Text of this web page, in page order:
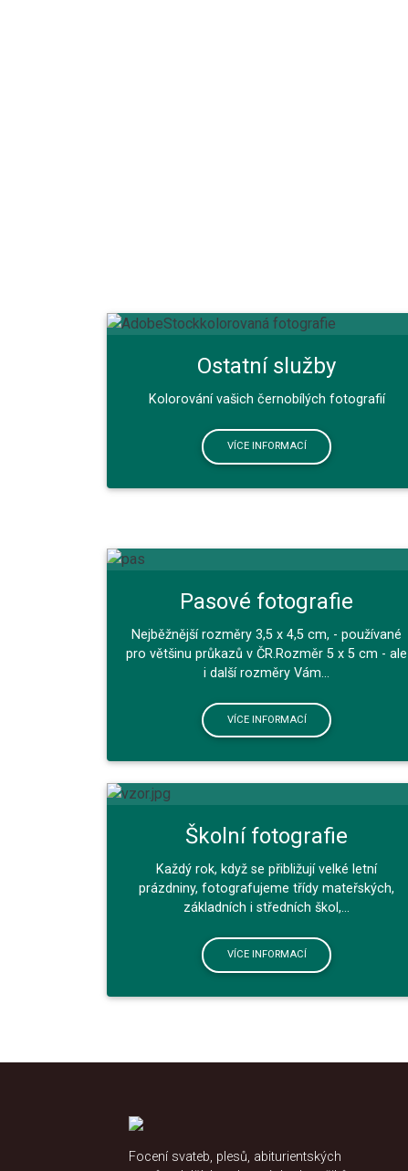
Ostatní služby
Kolorování vašich černobílých fotografií
VÍCE INFORMACÍ
Pasové fotografie
Nejběžnější rozměry 3,5 x 4,5 cm, - používané
pro většinu průkazů v ČR.Rozměr 5 x 5 cm - ale
i další rozměry Vám...
VÍCE INFORMACÍ
Školní fotografie
Každý rok, když se přibližují velké letní
prázdniny, fotografujeme třídy mateřských,
základních i středních škol,...
VÍCE INFORMACÍ
Focení svateb, plesů, abiturientských